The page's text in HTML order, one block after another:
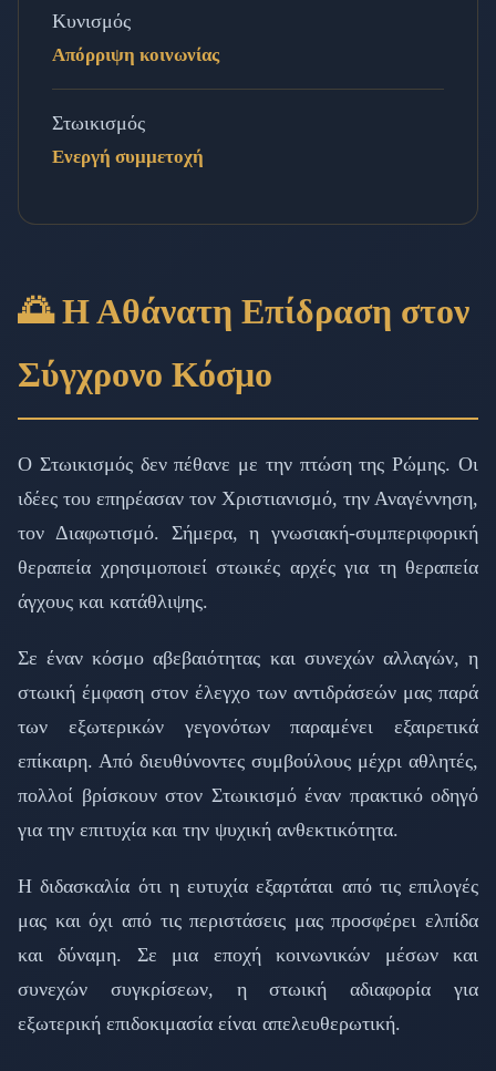
Κυνισμός
Απόρριψη κοινωνίας
Στωικισμός
Ενεργή συμμετοχή
🌅 Η Αθάνατη Επίδραση στον
Σύγχρονο Κόσμο
Ο Στωικισμός δεν πέθανε με την πτώση της Ρώμης. Οι
ιδέες του επηρέασαν τον Χριστιανισμό, την Αναγέννηση,
τον Διαφωτισμό. Σήμερα, η γνωσιακή-συμπεριφορική
θεραπεία χρησιμοποιεί στωικές αρχές για τη θεραπεία
άγχους και κατάθλιψης.
Σε έναν κόσμο αβεβαιότητας και συνεχών αλλαγών, η
στωική έμφαση στον έλεγχο των αντιδράσεών μας παρά
των εξωτερικών γεγονότων παραμένει εξαιρετικά
επίκαιρη. Από διευθύνοντες συμβούλους μέχρι αθλητές,
πολλοί βρίσκουν στον Στωικισμό έναν πρακτικό οδηγό
για την επιτυχία και την ψυχική ανθεκτικότητα.
Η διδασκαλία ότι η ευτυχία εξαρτάται από τις επιλογές
μας και όχι από τις περιστάσεις μας προσφέρει ελπίδα
και δύναμη. Σε μια εποχή κοινωνικών μέσων και
συνεχών συγκρίσεων, η στωική αδιαφορία για
εξωτερική επιδοκιμασία είναι απελευθερωτική.